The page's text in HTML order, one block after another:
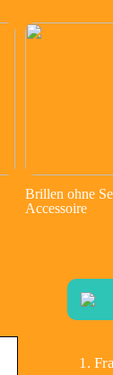
Brillen ohne
Accessoire